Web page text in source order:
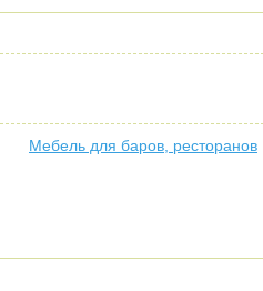
Мебель для баров, ресторанов